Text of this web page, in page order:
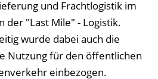
und Frachtlogistik im
der "Last Mile" - Logistik.
wurde dabei auch die
Nutzung für den öffentlichen
einbezogen.